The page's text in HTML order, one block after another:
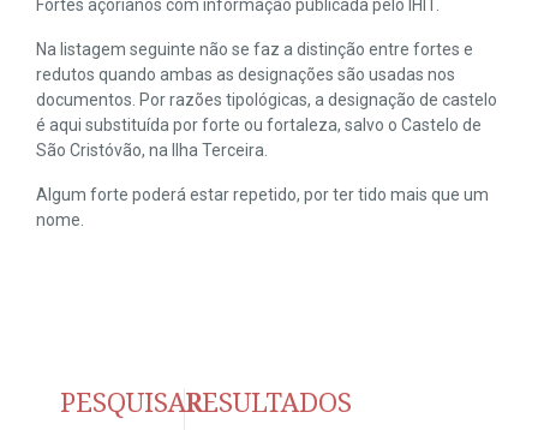
Fortes açorianos com informação publicada pelo IHIT.
Na listagem seguinte não se faz a distinção entre fortes e
redutos quando ambas as designações são usadas nos
documentos. Por razões tipológicas, a designação de castelo
é aqui substituída por forte ou fortaleza, salvo o Castelo de
São Cristóvão, na Ilha Terceira.
Algum forte poderá estar repetido, por ter tido mais que um
nome.
PESQUISARRESULTADOS